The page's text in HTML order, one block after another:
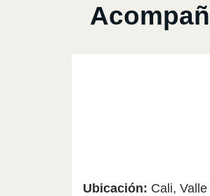
Ubicación: Cali,